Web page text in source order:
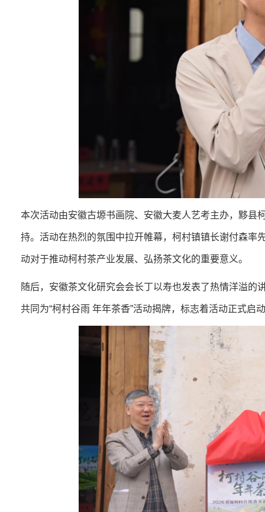
本次活动由安徽古塬书画院、安徽大麦人艺考主办，黟县
持。活动在热烈的氛围中拉开帷幕，柯村镇镇长谢付森率
动对于推动柯村茶产业发展、弘扬茶文化的重要意义。
随后，安徽茶文化研究会会长丁以寿也发表了热情洋溢
共同为“柯村谷雨 年年茶香”活动揭牌，标志着活动正式启